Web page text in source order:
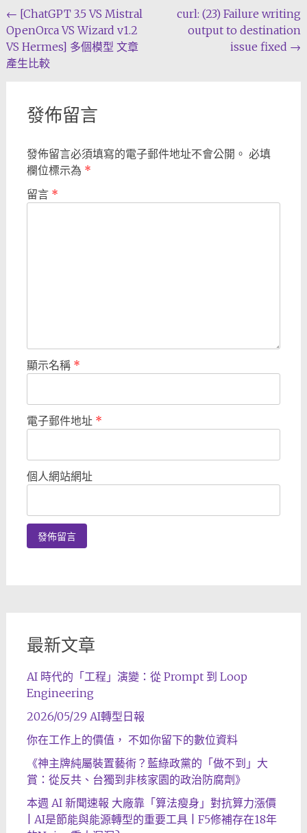
Post
navigation
← [ChatGPT 3.5 VS Mistral
OpenOrca VS Wizard v1.2
VS Hermes] 多個模型 文章
產生比較
curl: (23) Failure writing
output to destination
issue fixed →
發佈留言
發佈留言必須填寫的電子郵件地址不會公開。 必填
欄位標示為 *
留言 *
顯示名稱 *
電子郵件地址 *
個人網站網址
最新文章
AI 時代的「工程」演變：從 Prompt 到 Loop
Engineering
2026/05/29 AI轉型日報
你在工作上的價值， 不如你留下的數位資料
《神主牌純屬裝置藝術？藍綠政黨的「做不到」大
賞：從反共、台獨到非核家園的政治防腐劑》
本週 AI 新聞速報 大廠靠「算法瘦身」對抗算力漲價
| AI是節能與能源轉型的重要工具 | F5修補存在18年